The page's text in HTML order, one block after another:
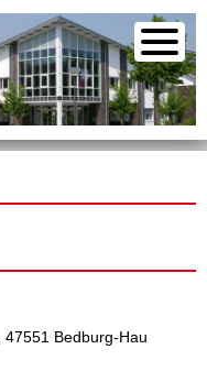
Bedburg-Hau